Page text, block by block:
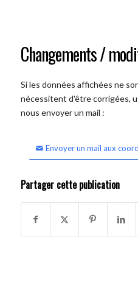
Changements /
Si les données affichées ne
nécessitent d'être corrigées,
nous envoyer un mail :
Envoyer un mail aux
Partager cette publication